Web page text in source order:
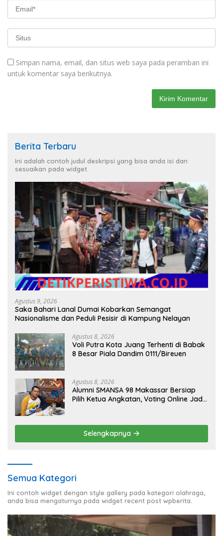
Simpan nama, email, dan situs web saya pada peramban ini
untuk komentar saya berikutnya.
Berita Terbaru
Ini adalah contoh judul deskripsi yang bisa anda isi dan
sesuaikan pada widget
Agustus 9, 2026
Saka Bahari Lanal Dumai Kobarkan Semangat
Nasionalisme dan Peduli Pesisir di Kampung Nelayan
Agustus 8, 2026
Voli Putra Kota Juang Terhenti di Babak
8 Besar Piala Dandim 0111/Bireuen
Agustus 8, 2026
Alumni SMANSA 98 Makassar Bersiap
Pilih Ketua Angkatan, Voting Online Jadi
Selengkapnya
Semua Kategori
Ini contoh widget dengan style gallery pada kategori olahraga,
anda bisa mengaturnya pada widget recent post wpberita.